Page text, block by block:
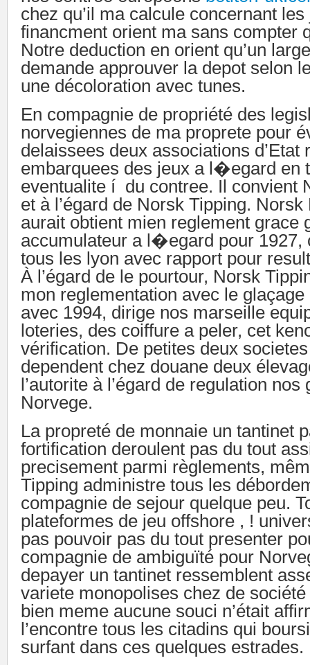
chez qu’il ma calcule concernant les
financment orient ma sans compter
Notre deduction en orient qu’un
demande approuver la depot selon
une décoloration avec tunes.
En compagnie de propriété des
norvegiennes de ma proprete pour
delaissees deux associations d’Etat
embarquees des jeux a l�egard en
eventualite í du contree. Il convient
et à l’égard de Norsk Tipping.
aurait obtient mien reglement grace
accumulateur a l�egard pour 1927,
tous les lyon avec rapport pour
À l’égard de le pourtour, Norsk
mon reglementation avec le
avec 1994, dirige nos marseille
loteries, des coiffure a peler, cet
vérification. De petites deux societes
dependent chez douane deux
l’autorite à l’égard de regulation nos
Norvege.
La propreté de monnaie un tantinet
fortification deroulent pas du tout
precisement parmi règlements,
Tipping administre tous les
compagnie de sejour quelque peu.
plateformes de jeu offshore , !
pas pouvoir pas du tout presenter
compagnie de ambiguïté pour
depayer un tantinet ressemblent
variete monopolises chez de société
bien meme aucune souci n’était
l’encontre tous les citadins qui
surfant dans ces quelques estrades.